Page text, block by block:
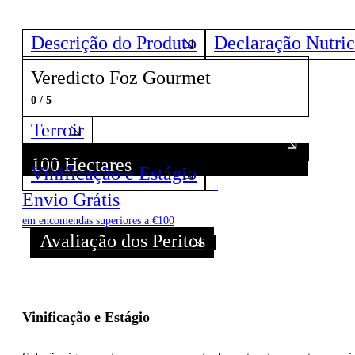
Descrição do Produto
Declaração
Veredicto Foz Gourmet
0 / 5
Terroir
100 Hectares
Descubra todos os Vinhos deste Produtor!
Vinificação e Estágio
Envio Grátis
em encomendas superiores a €100
Avaliação dos Peritos
Vinificação e Estágio